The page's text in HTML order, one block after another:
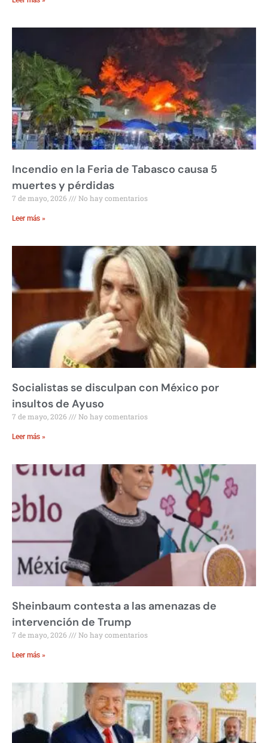
Incendio en la Feria de Tabasco causa 5
muertes y pérdidas
7 de mayo, 2026 No hay comentarios
Leer más »
Socialistas se disculpan con México por
insultos de Ayuso
7 de mayo, 2026 No hay comentarios
Leer más »
Sheinbaum contesta a las amenazas de
intervención de Trump
7 de mayo, 2026 No hay comentarios
Leer más »